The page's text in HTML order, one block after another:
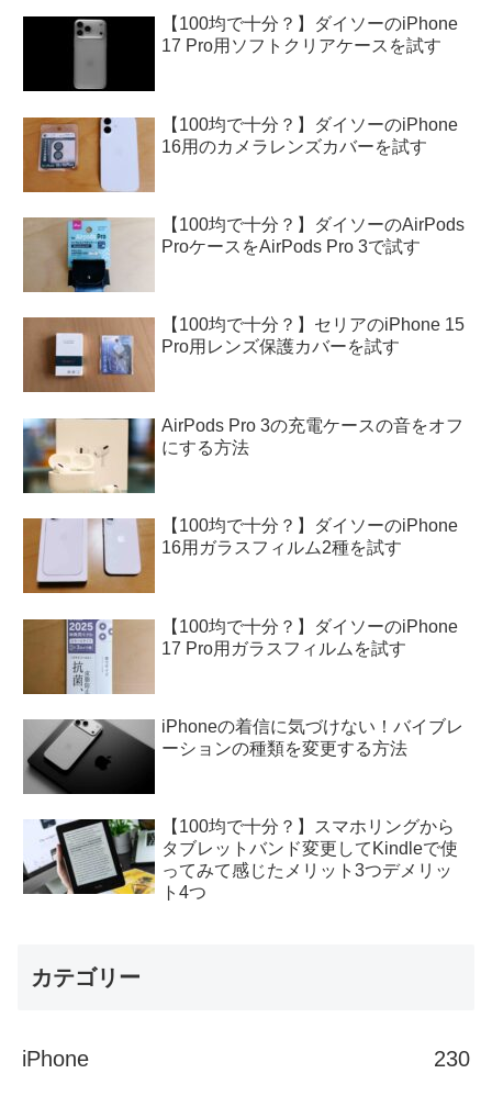
【100均で十分？】ダイソーのiPhone
17 Pro用ソフトクリアケースを試す
【100均で十分？】ダイソーのiPhone
16用のカメラレンズカバーを試す
【100均で十分？】ダイソーのAirPods
ProケースをAirPods Pro 3で試す
【100均で十分？】セリアのiPhone 15
Pro用レンズ保護カバーを試す
AirPods Pro 3の充電ケースの音をオフ
にする方法
【100均で十分？】ダイソーのiPhone
16用ガラスフィルム2種を試す
【100均で十分？】ダイソーのiPhone
17 Pro用ガラスフィルムを試す
iPhoneの着信に気づけない！バイブレ
ーションの種類を変更する方法
【100均で十分？】スマホリングから
タブレットバンド変更してKindleで使
ってみて感じたメリット3つデメリッ
ト4つ
カテゴリー
iPhone 230